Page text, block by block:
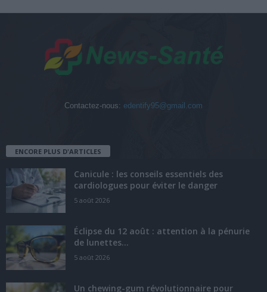
Contactez-nous: edentify95@gmail.com
ENCORE PLUS D'ARTICLES
Canicule : les conseils essentiels des
cardiologues pour éviter le danger
5 août 2026
Éclipse du 12 août : attention à la pénurie
de lunettes...
5 août 2026
Un chewing-gum révolutionnaire pour